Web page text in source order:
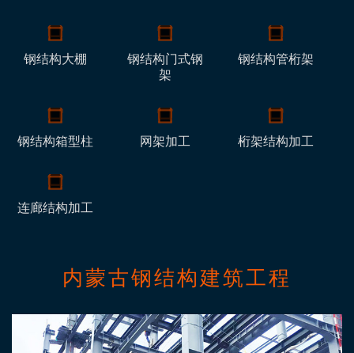
钢结构大棚
钢结构门式钢
架
钢结构管桁架
钢结构箱型柱 网架加工 桁架结构加工
连廊结构加工
内蒙古钢结构建筑工程